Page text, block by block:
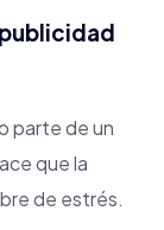
parte de un
que la
de estrés.